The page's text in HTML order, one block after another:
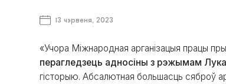
13 чэрвеня, 2023
«Учора Міжнародная арганізацыя працы
перагледзець адносіны з рэжымам
гісторыю. Абсалютная большасць сяброў